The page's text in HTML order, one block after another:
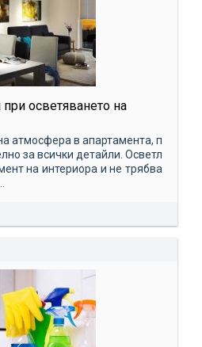
осветяването на
атмосфера в апартамента, п
за всички детайли. Осветл
на интериора и не трябва